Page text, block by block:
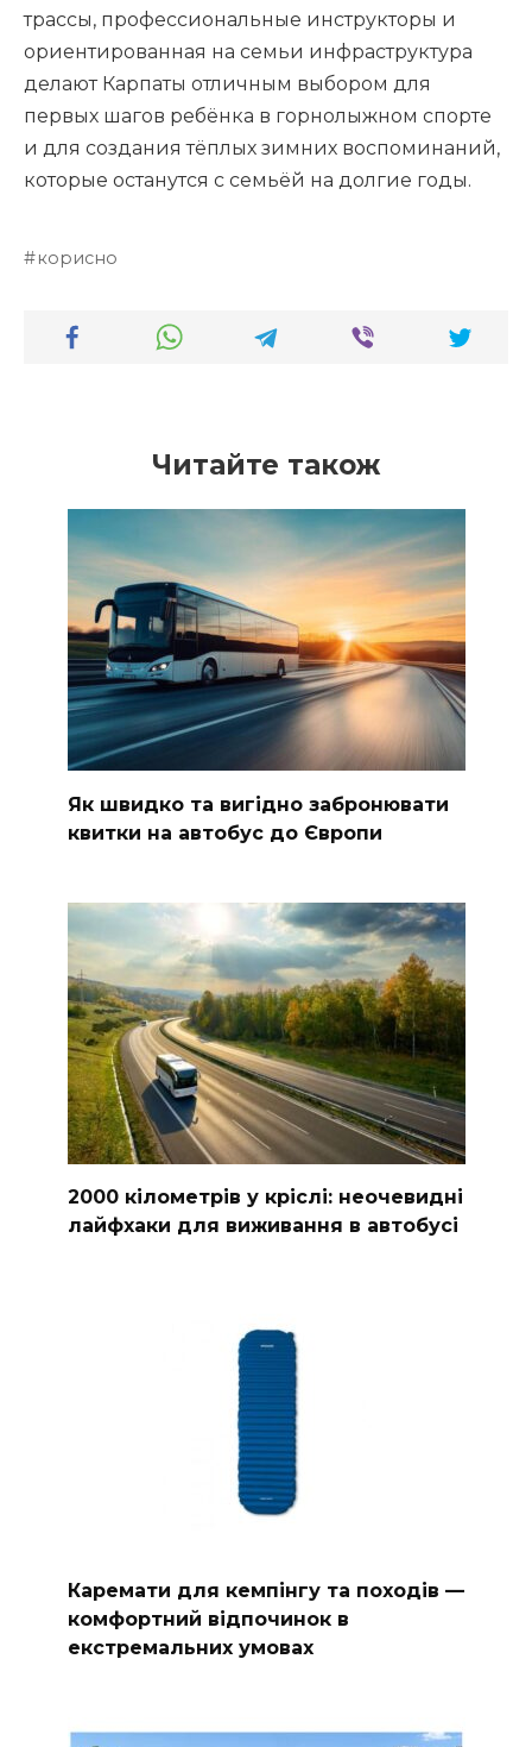
трассы, профессиональные инструкторы и
ориентированная на семьи инфраструктура
делают Карпаты отличным выбором для
первых шагов ребёнка в горнолыжном спорте
и для создания тёплых зимних воспоминаний,
которые останутся с семьёй на долгие годы.
корисно
Читайте також
Як швидко та вигідно забронювати
квитки на автобус до Європи
2000 кілометрів у кріслі: неочевидні
лайфхаки для виживання в автобусі
Каремати для кемпінгу та походів —
комфортний відпочинок в
екстремальних умовах